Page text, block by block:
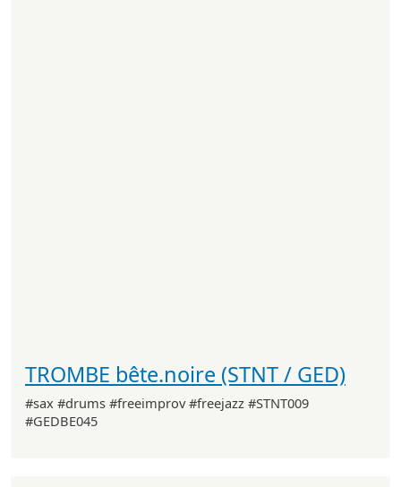
TROMBE bête.noire (STNT / GED)
#sax #drums #freeimprov #freejazz #STNT009
#GEDBE045